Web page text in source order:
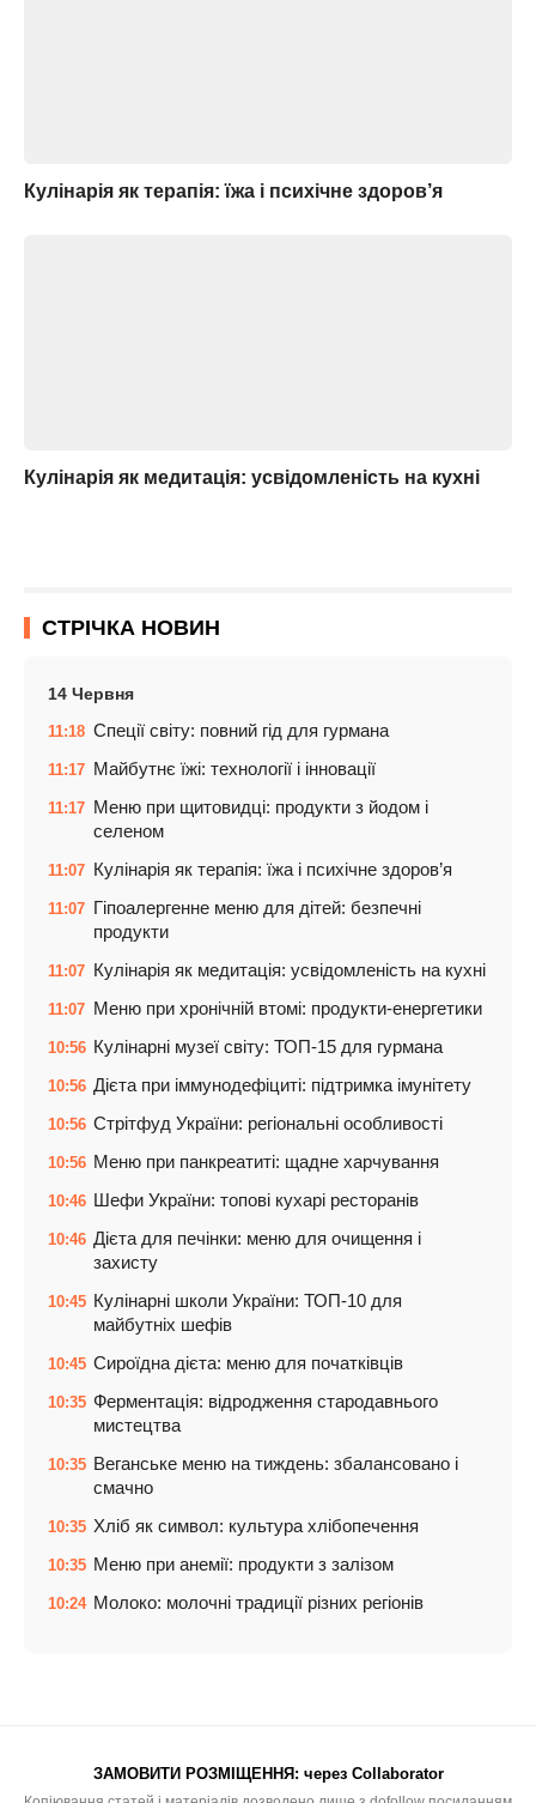
Кулінарія як терапія: їжа і психічне здоров’я
Кулінарія як медитація: усвідомленість на кухні
СТРІЧКА НОВИН
14 Червня
11:18 Спеції світу: повний гід для гурмана
11:17 Майбутнє їжі: технології і інновації
11:17 Меню при щитовидці: продукти з йодом і
селеном
11:07 Кулінарія як терапія: їжа і психічне здоров’я
11:07 Гіпоалергенне меню для дітей: безпечні
продукти
11:07 Кулінарія як медитація: усвідомленість на кухні
11:07 Меню при хронічній втомі: продукти-енергетики
10:56 Кулінарні музеї світу: ТОП-15 для гурмана
10:56 Дієта при іммунодефіциті: підтримка імунітету
10:56 Стрітфуд України: регіональні особливості
10:56 Меню при панкреатиті: щадне харчування
10:46 Шефи України: топові кухарі ресторанів
10:46 Дієта для печінки: меню для очищення і
захисту
10:45 Кулінарні школи України: ТОП-10 для
майбутніх шефів
10:45 Сироїдна дієта: меню для початківців
10:35 Ферментація: відродження стародавнього
мистецтва
10:35 Веганське меню на тиждень: збалансовано і
смачно
10:35 Хліб як символ: культура хлібопечення
10:35 Меню при анемії: продукти з залізом
10:24 Молоко: молочні традиції різних регіонів
ЗАМОВИТИ РОЗМІЩЕННЯ: через Collaborator